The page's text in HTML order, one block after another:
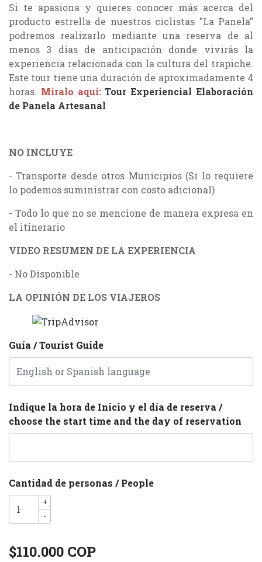
Si te apasiona y quieres conocer más acerca del
producto estrella de nuestros ciclistas "La Panela"
podremos realizarlo mediante una reserva de al
menos 3 días de anticipación donde vivirás la
experiencia relacionada con la cultura del trapiche.
Este tour tiene una duración de aproximadamente 4
horas. Miralo aqui:Tour Experiencial Elaboración
de Panela Artesanal
NO INCLUYE
- Transporte desde otros Municipios (Si lo requiere
lo podemos suministrar con costo adicional)
- Todo lo que no se mencione de manera expresa en
el itinerario
VIDEO RESUMEN DE LA EXPERIENCIA
- No Disponible
LA OPINIÓN DE LOS VIAJEROS
Guía / Tourist Guide
Indique la hora de Inicio y el día de reserva /
choose the start time and the day of reservation
Cantidad de personas / People
+
-
$110.000 COP